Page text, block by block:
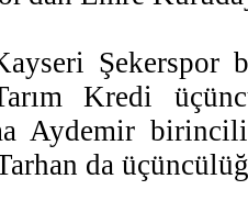
Şekerspor
Kredi
Aydemir
da